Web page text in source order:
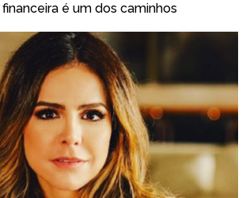
é um dos caminhos